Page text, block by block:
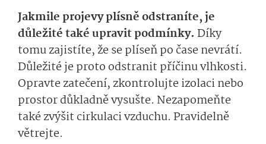
Jakmile projevy plísně odstraníte, je
důležité také upravit podmínky. Díky
tomu zajistíte, že se plíseň po čase nevrátí.
Důležité je proto odstranit příčinu vlhkosti.
Opravte zatečení, zkontrolujte izolaci nebo
prostor důkladně vysušte. Nezapomeňte
také zvýšit cirkulaci vzduchu. Pravidelně
větrejte.